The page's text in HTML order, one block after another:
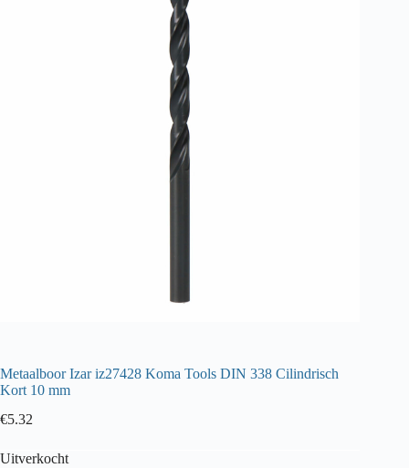
Metaalboor Izar iz27428 Koma Tools DIN 338 Cilindrisch
Kort 10 mm
€5.32
Uitverkocht